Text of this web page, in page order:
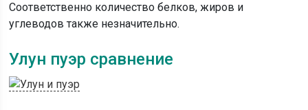
Соответственно количество белков, жиров и
углеводов также незначительно.
Улун пуэр сравнение